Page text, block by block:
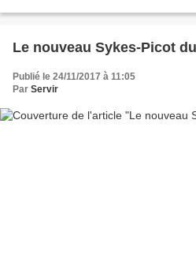
Le nouveau Sykes-Picot
Publié le 24/11/2017 à 11:05
Par Servir